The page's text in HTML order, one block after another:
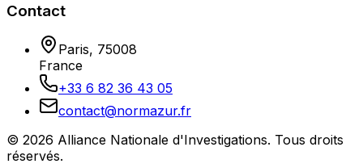
Contact
Paris, 75008
France
+33 6 82 36 43 05
contact@normazur.fr
© 2026 Alliance Nationale d'Investigations. Tous droits
réservés.